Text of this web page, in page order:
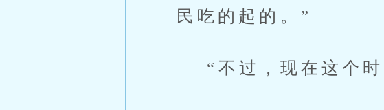
民吃的起的。”
“不过，现在这个时